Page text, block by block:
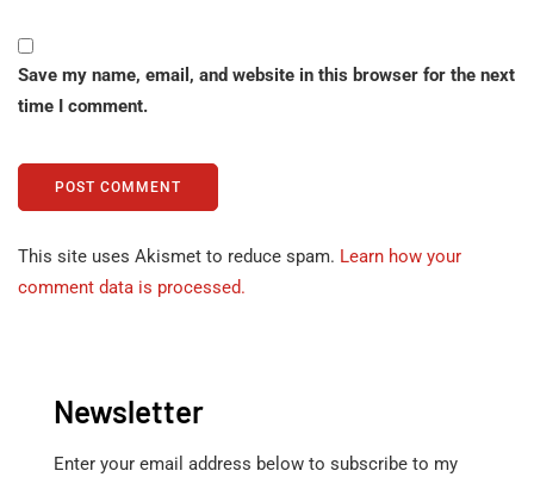
Save my name, email, and website in this browser for the next
time I comment.
This site uses Akismet to reduce spam. Learn how your
comment data is processed.
Newsletter
Enter your email address below to subscribe to my